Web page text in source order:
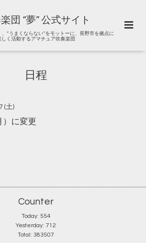
団 “夢” 公式サイト
“うまくならない”をモットーに、長野市を拠点に
しく活動するアマチュア吹奏楽団
日程
(土)
）に変更
Counter
Today: 554
Yesterday: 712
Total: 383507